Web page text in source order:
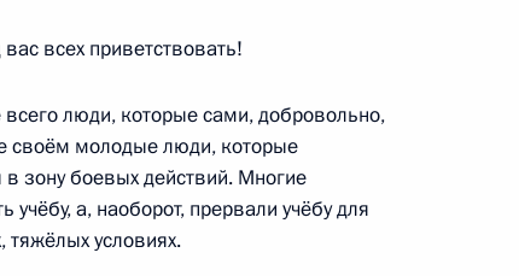
военной
всех приветствовать!
люди, которые сами, добровольно,
своём молодые люди, которые
зону боевых действий. Многие
а, наоборот, прервали учёбу для
тяжёлых условиях.